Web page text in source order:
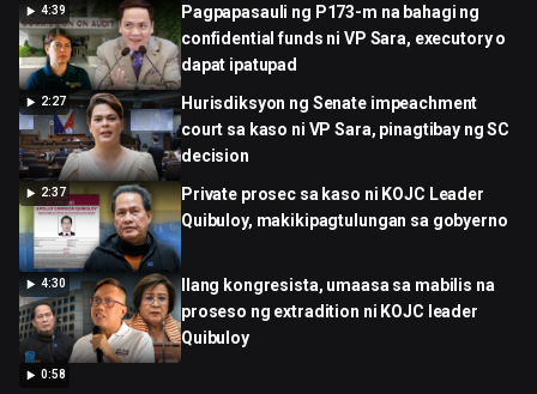
4:39
2:27
Pagpapasauli ng P173-m na bahagi ng
confidential funds ni VP Sara, executory o
dapat ipatupad
2:37
Hurisdiksyon ng Senate impeachment
court sa kaso ni VP Sara, pinagtibay ng SC
decision
4:30
Private prosec sa kaso ni KOJC Leader
Quibuloy, makikipagtulungan sa gobyerno
0:58
Ilang kongresista, umaasa sa mabilis na
proseso ng extradition ni KOJC leader
Quibuloy